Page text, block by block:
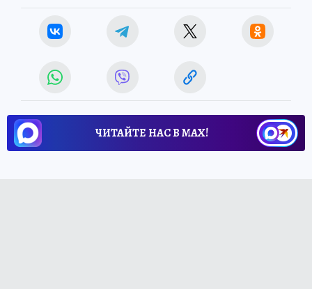
ЧИТАЙТЕ НАС В МАХ!